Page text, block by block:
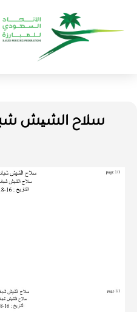
سلاح الشیش